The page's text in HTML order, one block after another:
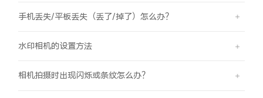
手机丢失/平板丢失（丢了/掉了）怎么办？
水印相机的设置方法
相机拍摄时出现闪烁或条纹怎么办？